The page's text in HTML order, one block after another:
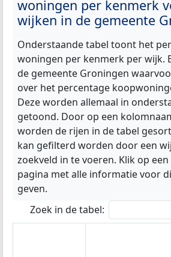
woningen per kenmerk
wijken in de gemeente
Onderstaande tabel toont het
woningen per kenmerk per wijk.
de gemeente Groningen
over het percentage
Deze worden allemaal in
getoond. Door op een
worden de rijen in de tabel
kan gefilterd worden door een
zoekveld in te voeren. Klik op
pagina met alle informatie voor
geven.
Zoek in de tabel: